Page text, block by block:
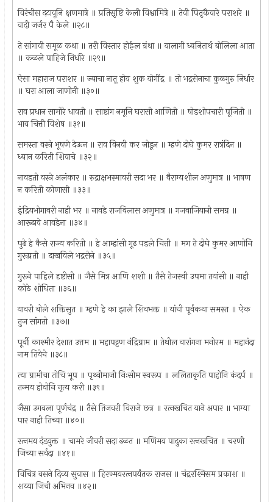
विरंचीस दटावूनि क्षणमात्रे ॥ प्रतिसृष्टि केली विश्वामित्रे ॥ तेवी पितृकैवारे पराशरे ॥
वादी जर्जर पै केले ॥२८॥
ते सांगावी समूळ कथा ॥ तरी विस्तार होईल ग्रंथा ॥ यालागी ध्वनितार्थ बोलिला आता
॥ कळले पाहिजे निर्धारे ॥२९॥
ऐसा महाराज पराशर ॥ ज्याचा नातू होय शुक योगींद्र ॥ तो भद्रसेनाचा कुळगुरु निर्धार
॥ घरा आला जाणोनी ॥३०॥
राव प्रधान सामोरे धावती ॥ साष्टांग नमूनि घरासी आणिती ॥ षोडशोपचारी पूजिती ॥
भाव चित्ती विशेष ॥३१॥
समस्ता वस्त्रे भूषणे देऊन ॥ राव विनवी कर जोडून ॥ म्हणे दोघे कुमर रात्रंदिन ॥
ध्यान करिती शिवाचे ॥३२॥
नावडती वस्त्रे अलंकार ॥ रुद्राक्षभस्मावरी सदा भर ॥ वैराग्यशील अणुमात्र ॥ भाषण
न करिती कोणासी ॥३३॥
इंद्रियभोगावरी नाही भर ॥ नावडे राजविलास अणुमात्र ॥ गजवाजियानी समग्र ॥
आरूढावे आवडेना ॥३४॥
पुढे हे कैसे राज्य करिती ॥ हे आम्हांसी गूढ पडले चित्ती ॥ मग ते दोघे कुमर आणोनि
गुरूप्रती ॥ दाखविले भद्रसेने ॥३५॥
गुरूने पाहिले दृष्टीसी ॥ जैसे मित्र आणि शशी ॥ तैसे तेजस्वी उपमा तयांसी ॥ नाही
कोठे शोधिता ॥३६॥
यावरी बोले शक्तिसुत ॥ म्हणे हे का झाले शिवभक्त ॥ यांची पूर्वकथा समस्त ॥ ऐक
तुज सांगतो ॥३७॥
पूर्वी काश्मीर देशात उत्तम ॥ महापट्टण नंद्रिग्राम ॥ तेथील वारांगना मनोरम ॥ महानंदा
नाम तियेचे ॥३८॥
त्या ग्रामीचा तोचि भूप ॥ पृथ्वीमाजी निःसीम स्वरूप ॥ ललिताकृति पाहोनि कंदर्प ॥
तन्मय होवोनि नृत्य करी ॥३९॥
जैसा उगवला पूर्णचंद्र ॥ तैसे तिजवरी विराजे छत्र ॥ रत्‍नखचित याने अपार ॥ भाग्या
पार नाही तिच्या ॥४०॥
रत्‍नमय दंडयुक्त ॥ चामरे जीवरी सदा ढळत ॥ मणिमय पादुका रत्‍नखचित ॥ चरणी
जिच्या सर्वदा ॥४१॥
विचित्र वसने दिव्य सुवास ॥ हिरण्मयरत्‍नपर्यंतक राजस ॥ चंद्ररश्मिसम प्रकाश ॥
शय्या जिची अभिनव ॥४२॥